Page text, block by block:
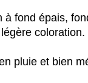
à fond épais,
coloration.
pluie et bien